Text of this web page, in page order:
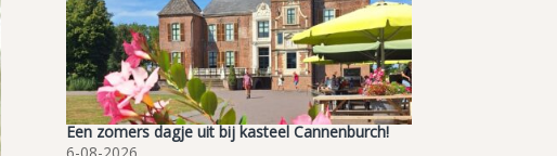
Een zomers dagje uit bij kasteel Cannenburch!
6-08-2026